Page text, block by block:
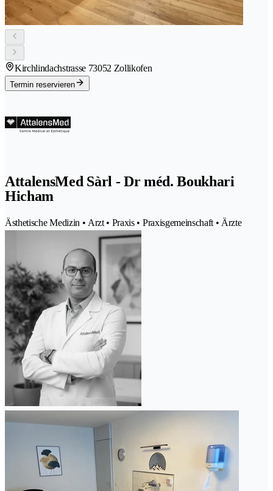
Kirchlindachstrasse 73052 Zollikofen
Termin reservieren
AttalensMed Sàrl - Dr méd. Boukhari
Hicham
Ästhetische Medizin • Arzt • Praxis • Praxisgemeinschaft • Ärzte